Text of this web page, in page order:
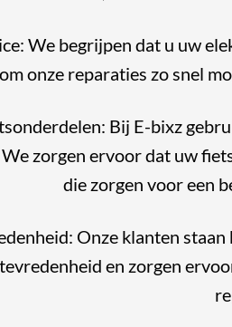
We begrijpen dat u uw
onze reparaties zo snel
Bij E-bixz
zorgen ervoor dat uw
die zorgen voor een
Onze klanten
en zorgen